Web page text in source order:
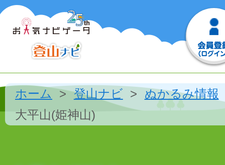
ホーム 登山ナビ
ぬかるみ情報
大平山(姫神山)